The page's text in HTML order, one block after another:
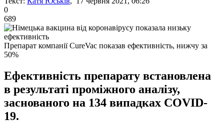
0
689
Препарат компанії CureVac показав ефективність, нижчу за
50%
Ефективність препарату встановлена
в результаті проміжного аналізу,
заснованого на 134 випадках COVID-
19.